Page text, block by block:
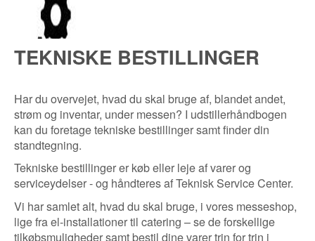
TEKNISKE BESTILLINGER
Har du overvejet, hvad du skal bruge af, blandet andet,
strøm og inventar, under messen? I udstillerhåndbogen
kan du foretage tekniske bestillinger samt finder din
standtegning.
Tekniske bestillinger er køb eller leje af varer og
serviceydelser - og håndteres af Teknisk Service Center.
Vi har samlet alt, hvad du skal bruge, i vores messeshop,
lige fra el-installationer til catering – se de forskellige
tilkøbsmuligheder samt bestil dine varer trin for trin i